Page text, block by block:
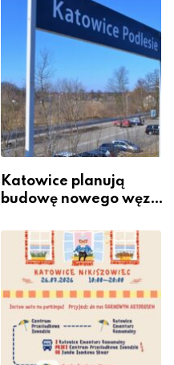
Katowice planują
budowę nowego węzła
Podlesiu